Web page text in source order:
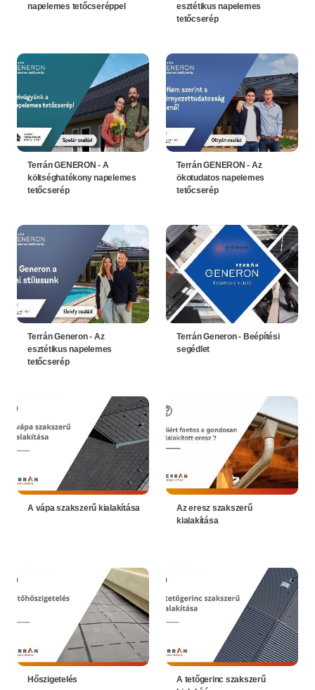
napelemes tetőcseréppel
esztétikus napelemes
tetőcserép
Terrán GENERON - A
költséghatékony napelemes
tetőcserép
Terrán GENERON - Az
ökotudatos napelemes
tetőcserép
Terrán Generon - Az
esztétikus napelemes
tetőcserép
Terrán Generon - Beépítési
segédlet
A vápa szakszerű kialakítása
Az eresz szakszerű
kialakítása
Hőszigetelés
A tetőgerinc szakszerű